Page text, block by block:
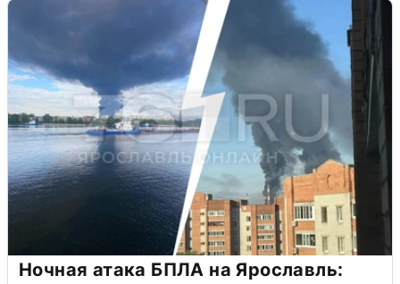
Ночная атака БПЛА на Ярославль: